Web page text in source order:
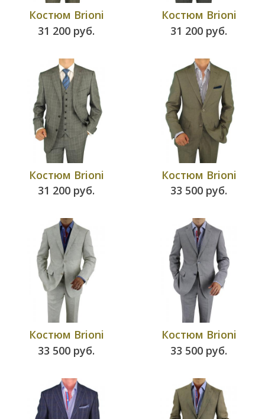
Костюм Brioni
31 200 руб.
Костюм Brioni
31 200 руб.
Костюм Brioni
31 200 руб.
Костюм Brioni
33 500 руб.
Костюм Brioni
33 500 руб.
Костюм Brioni
33 500 руб.